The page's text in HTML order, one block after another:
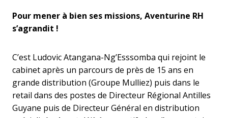
Pour mener à bien ses missions, Aventurine RH
s’agrandit !
C’est Ludovic Atangana-Ng’Esssomba qui rejoint le
cabinet après un parcours de près de 15 ans en
grande distribution (Groupe Mulliez) puis dans le
retail dans des postes de Directeur Régional Antilles
Guyane puis de Directeur Général en distribution